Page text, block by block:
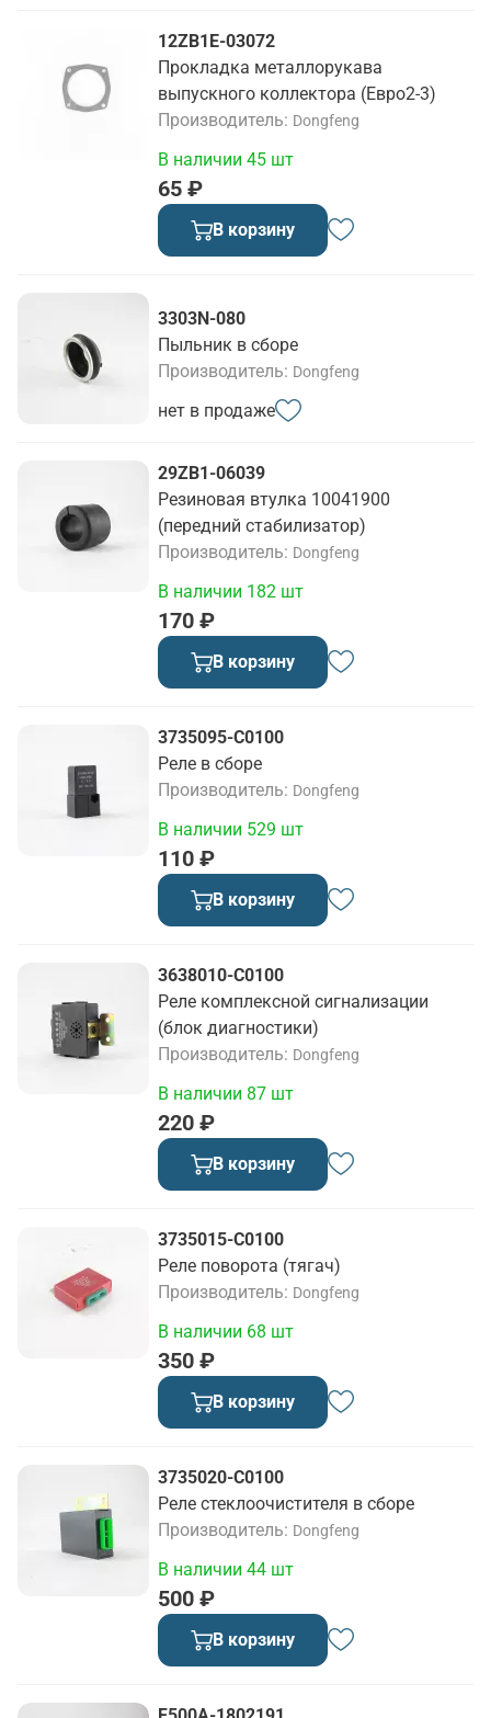
12ZB1E-03072
Прокладка металлорукава
выпускного коллектора (Евро2-3)
Производитель
Dongfeng
65 ₽
В наличии 45 шт
В корзину
3303N-080
Пыльник в сборе
Производитель
Dongfeng
нет в продаже
29ZB1-06039
Резиновая втулка 10041900
(передний стабилизатор)
Производитель
Dongfeng
170 ₽
В наличии 182 шт
В корзину
3735095-C0100
Реле в сборе
Производитель
Dongfeng
110 ₽
В наличии 529 шт
В корзину
3638010-C0100
Реле комплексной сигнализации
(блок диагностики)
Производитель
Dongfeng
220 ₽
В наличии 87 шт
В корзину
3735015-C0100
Реле поворота (тягач)
Производитель
Dongfeng
350 ₽
В наличии 68 шт
В корзину
3735020-C0100
Реле стеклоочистителя в сборе
Производитель
Dongfeng
500 ₽
В наличии 44 шт
В корзину